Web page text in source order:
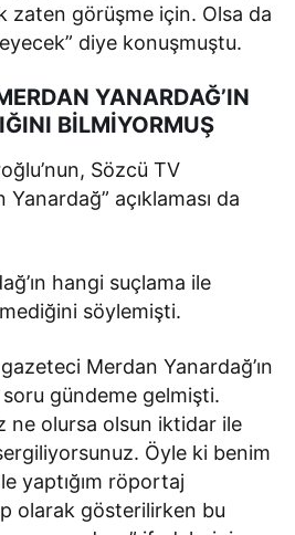
zaten görüşme için. Olsa da
diye konuşmuştu.
YANARDAĞ’IN
BİLMİYORMUŞ
Sözcü TV
Yanardağ” açıklaması da
hangi suçlama ile
söylemişti.
Merdan Yanardağ’ın
gündeme gelmişti.
ne olursa olsun iktidar ile
Öyle ki benim
yaptığım röportaj
olarak gösterilirken bu